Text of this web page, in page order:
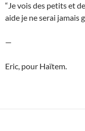
“Je vois des petits et
aide je ne serai jamais
—
Eric, pour Haïtem.